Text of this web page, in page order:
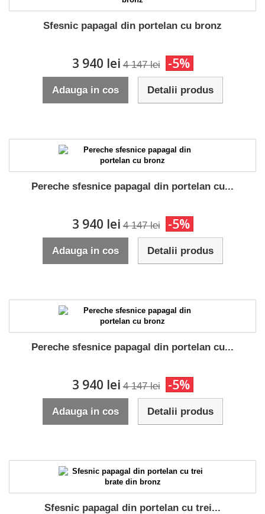
Sfesnic papagal din portelan cu bronz
3 940 lei 4 147 lei -5%
Adauga in cos Detalii produs
Pereche sfesnice papagal din portelan cu...
3 940 lei 4 147 lei -5%
Adauga in cos Detalii produs
Pereche sfesnice papagal din portelan cu...
3 940 lei 4 147 lei -5%
Adauga in cos Detalii produs
Sfesnic papagal din portelan cu trei...